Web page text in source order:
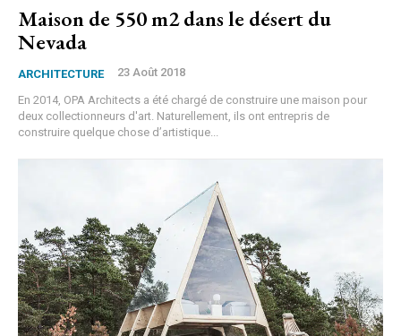
Maison de 550 m2 dans le désert du
Nevada
ARCHITECTURE 23 Août 2018
En 2014, OPA Architects a été chargé de construire une maison pour
deux collectionneurs d'art. Naturellement, ils ont entrepris de
construire quelque chose d’artistique...